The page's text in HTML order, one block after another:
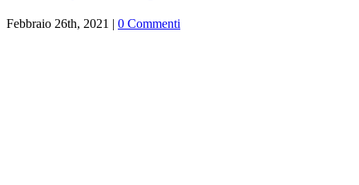
Febbraio 26th, 2021 | 0 Commenti